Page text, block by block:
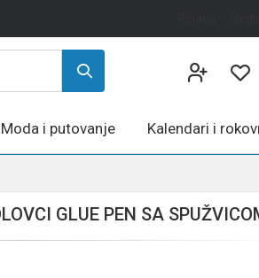
Moda i putovanje Kalendari i
GLUE PEN SA